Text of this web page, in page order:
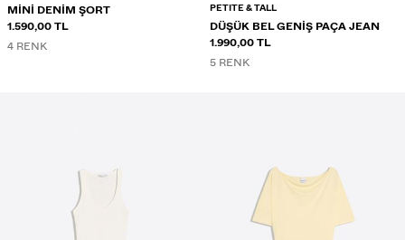
MINI DENIM ŞORT
1.590,00 TL
4 RENK
PETITE & TALL
DÜŞÜK BEL GENIŞ PAÇA JEAN
1.990,00 TL
5 RENK